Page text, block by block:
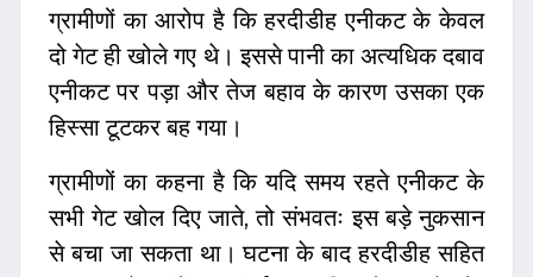
ग्रामीणों का आरोप है कि हरदीडीह एनीकट के केवल
दो गेट ही खोले गए थे। इससे पानी का अत्यधिक दबाव
एनीकट पर पड़ा और तेज बहाव के कारण उसका एक
हिस्सा टूटकर बह गया।
ग्रामीणों का कहना है कि यदि समय रहते एनीकट के
सभी गेट खोल दिए जाते, तो संभवतः इस बड़े नुकसान
से बचा जा सकता था। घटना के बाद हरदीडीह सहित